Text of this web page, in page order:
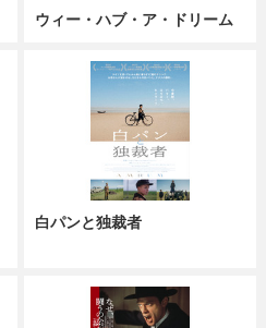
ウィー・ハブ・ア・ドリーム
白パンと独裁者